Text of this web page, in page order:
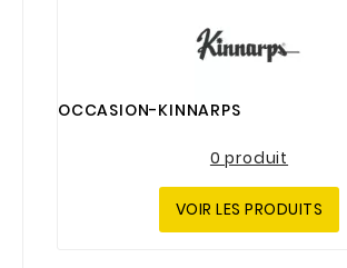
OCCASION-KINNARPS
0 produit
VOIR LES PRODUITS